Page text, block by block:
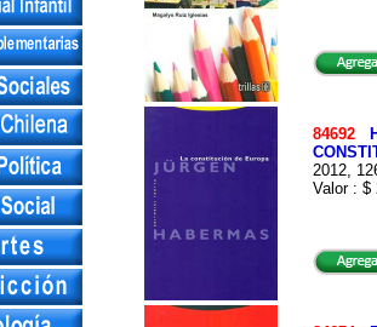
84692
2012,
Valor : $